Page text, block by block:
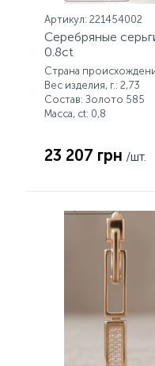
Артикул: 221454002
Серебряные
0.8ct
Страна
Вес изделия, г.: 2,73
Состав: Золото 585
Масса, ct: 0,8
23 207 грн /шт.